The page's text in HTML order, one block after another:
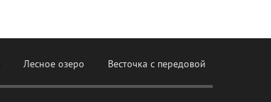
Лесное озеро Весточка с передовой